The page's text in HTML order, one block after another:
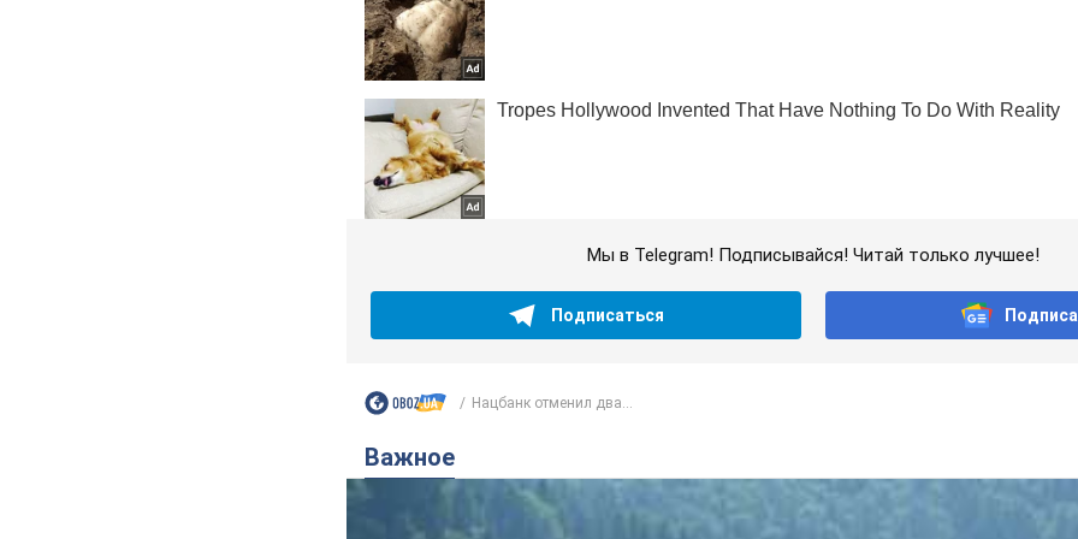
Мы в Telegram! Подписывайся! Читай только лучшее!
Подписаться
Нацбанк отменил два...
Важное